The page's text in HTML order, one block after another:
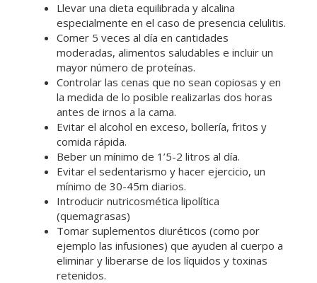
Llevar una dieta equilibrada y alcalina
especialmente en el caso de presencia celulitis.
Comer 5 veces al día en cantidades
moderadas, alimentos saludables e incluir un
mayor número de proteínas.
Controlar las cenas que no sean copiosas y en
la medida de lo posible realizarlas dos horas
antes de irnos a la cama.
Evitar el alcohol en exceso, bollería, fritos y
comida rápida.
Beber un mínimo de 1’5-2 litros al día.
Evitar el sedentarismo y hacer ejercicio, un
mínimo de 30-45m diarios.
Introducir nutricosmética lipolítica
(quemagrasas)
Tomar suplementos diuréticos (como por
ejemplo las infusiones) que ayuden al cuerpo a
eliminar y liberarse de los líquidos y toxinas
retenidos.